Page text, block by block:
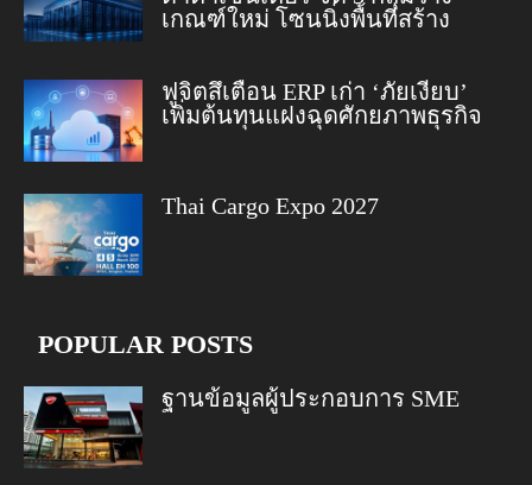
เกณฑ์ใหม่ โซนนิ่งพื้นที่สร้าง
ฟูจิตสึเตือน ERP เก่า ‘ภัยเงียบ’
เพิ่มต้นทุนแฝงฉุดศักยภาพธุรกิจ
Thai Cargo Expo 2027
POPULAR POSTS
ฐานข้อมูลผู้ประกอบการ SME